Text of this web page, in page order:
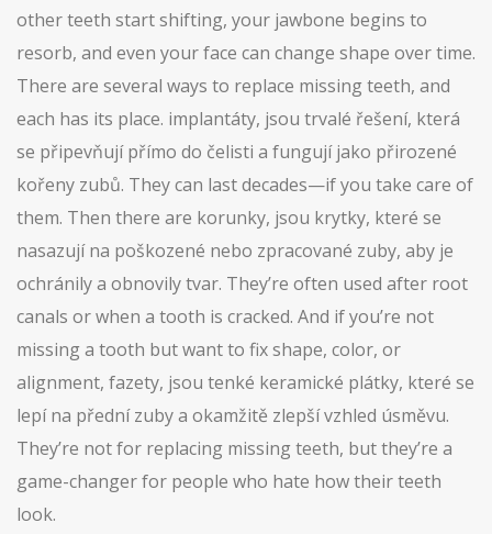
other teeth start shifting, your jawbone begins to
resorb, and even your face can change shape over time.
There are several ways to replace missing teeth, and
each has its place. implantáty, jsou trvalé řešení, která
se připevňují přímo do čelisti a fungují jako přirozené
kořeny zubů. They can last decades—if you take care of
them. Then there are korunky, jsou krytky, které se
nasazují na poškozené nebo zpracované zuby, aby je
ochránily a obnovily tvar. They’re often used after root
canals or when a tooth is cracked. And if you’re not
missing a tooth but want to fix shape, color, or
alignment, fazety, jsou tenké keramické plátky, které se
lepí na přední zuby a okamžitě zlepší vzhled úsměvu.
They’re not for replacing missing teeth, but they’re a
game-changer for people who hate how their teeth
look.